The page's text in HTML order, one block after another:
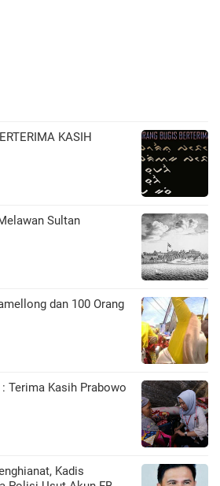
KASIH
Sultan
dan 100 Orang
Terima Kasih Prabowo
Kadis